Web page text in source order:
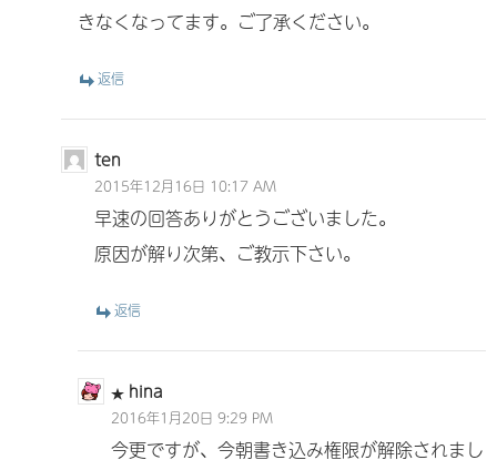
きなくなってます。ご了承ください。
返信
ten
2015年12月16日 10:17 AM
早速の回答ありがとうございました。
原因が解り次第、ご教示下さい。
返信
hina
2016年1月20日 9:29 PM
今更ですが、今朝書き込み権限が解除されまし